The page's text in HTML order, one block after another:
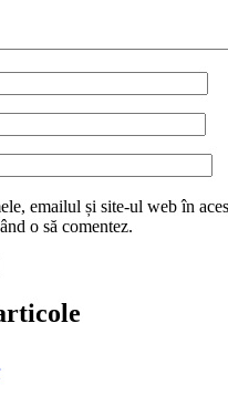
emailul și site-ul web în
o să comentez.